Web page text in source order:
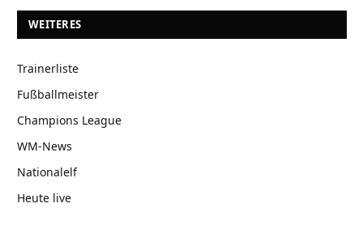
WEITERES
Trainerliste
Fußballmeister
Champions League
WM-News
Nationalelf
Heute live